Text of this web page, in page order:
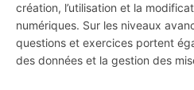
création, l’utilisation et la
numériques. Sur les niveaux
questions et exercices portent
des données et la gestion des